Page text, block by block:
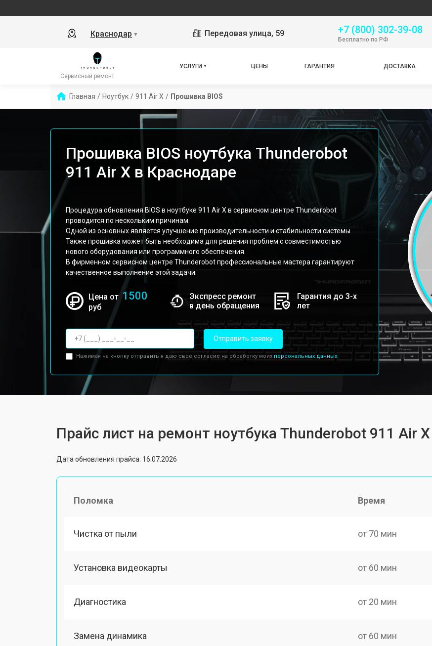
Краснодар ▼ Передовая улица, 59 +7 (800) 302-39-08
Бесплатно по РФ
Сервисный ремонт
УСЛУГИ ЦЕНЫ ГАРАНТИЯ ДОСТАВКА
Главная / Ноутбук / 911 Air X / Прошивка BIOS
Прошивка BIOS ноутбука Thunderobot
911 Air X в Краснодаре
Процедура обновления BIOS в ноутбуке 911 Air X в сервисном центре Thunderobot
проводится по нескольким причинам.
Одной из основных является улучшение производительности и стабильности системы.
Также прошивка может быть необходима для решения проблем с совместимостью
нового оборудования или программного обеспечения.
В фирменном сервисном центре Thunderobot профессиональные мастера гарантируют
качественное выполнение этой задачи.
Цена от 1500
руб
Экспресс ремонт
в день обращения
Гарантия до 3-х
лет
Отправить заявку
Нажимая на кнопку отправить я даю свое согласие на обработку моих персональных данных.
Прайс лист на ремонт ноутбука Thunderobot 911 Air X
Дата обновления прайса: 16.07.2026
Поломка Время
Чистка от пыли от 70 мин
Установка видеокарты от 60 мин
Диагностика от 20 мин
Замена динамика от 60 мин